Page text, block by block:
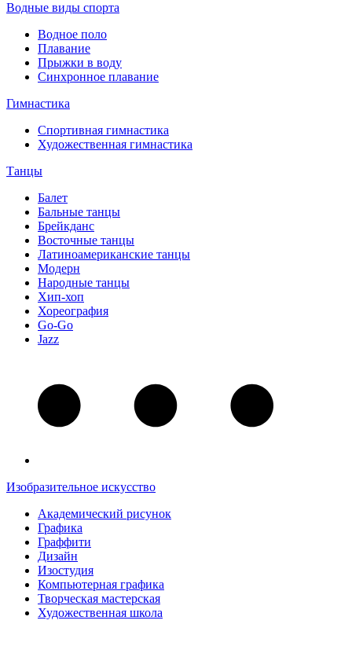
Водные виды спорта
Водное поло
Плавание
Прыжки в воду
Синхронное плавание
Гимнастика
Спортивная гимнастика
Художественная гимнастика
Танцы
Балет
Бальные танцы
Брейкданс
Восточные танцы
Латиноамериканские танцы
Модерн
Народные танцы
Хип-хоп
Хореография
Go-Go
Jazz
Изобразительное искусство
Академический рисунок
Графика
Граффити
Дизайн
Изостудия
Компьютерная графика
Творческая мастерская
Художественная школа